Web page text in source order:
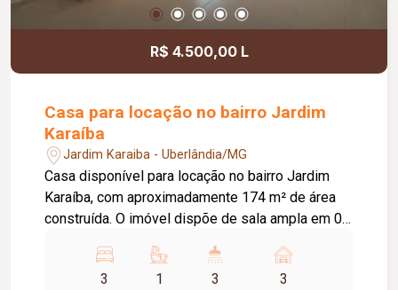
R$ 4.500,00 L
Casa para locação no bairro Jardim
Karaíba
Jardim Karaiba - Uberlândia/MG
Casa disponível para locação no bairro Jardim
Karaíba, com aproximadamente 174 m² de área
construída. O imóvel dispõe de sala ampla em 02
01 suíte, banheiro social com armário, cozinha
americana planejada com armários, fogão
3 1 3 3